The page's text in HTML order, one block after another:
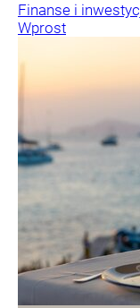
Finanse i
Wprost